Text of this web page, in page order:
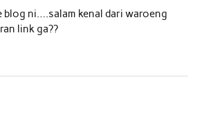
blog ni….salam kenal dari waroeng
link ga??